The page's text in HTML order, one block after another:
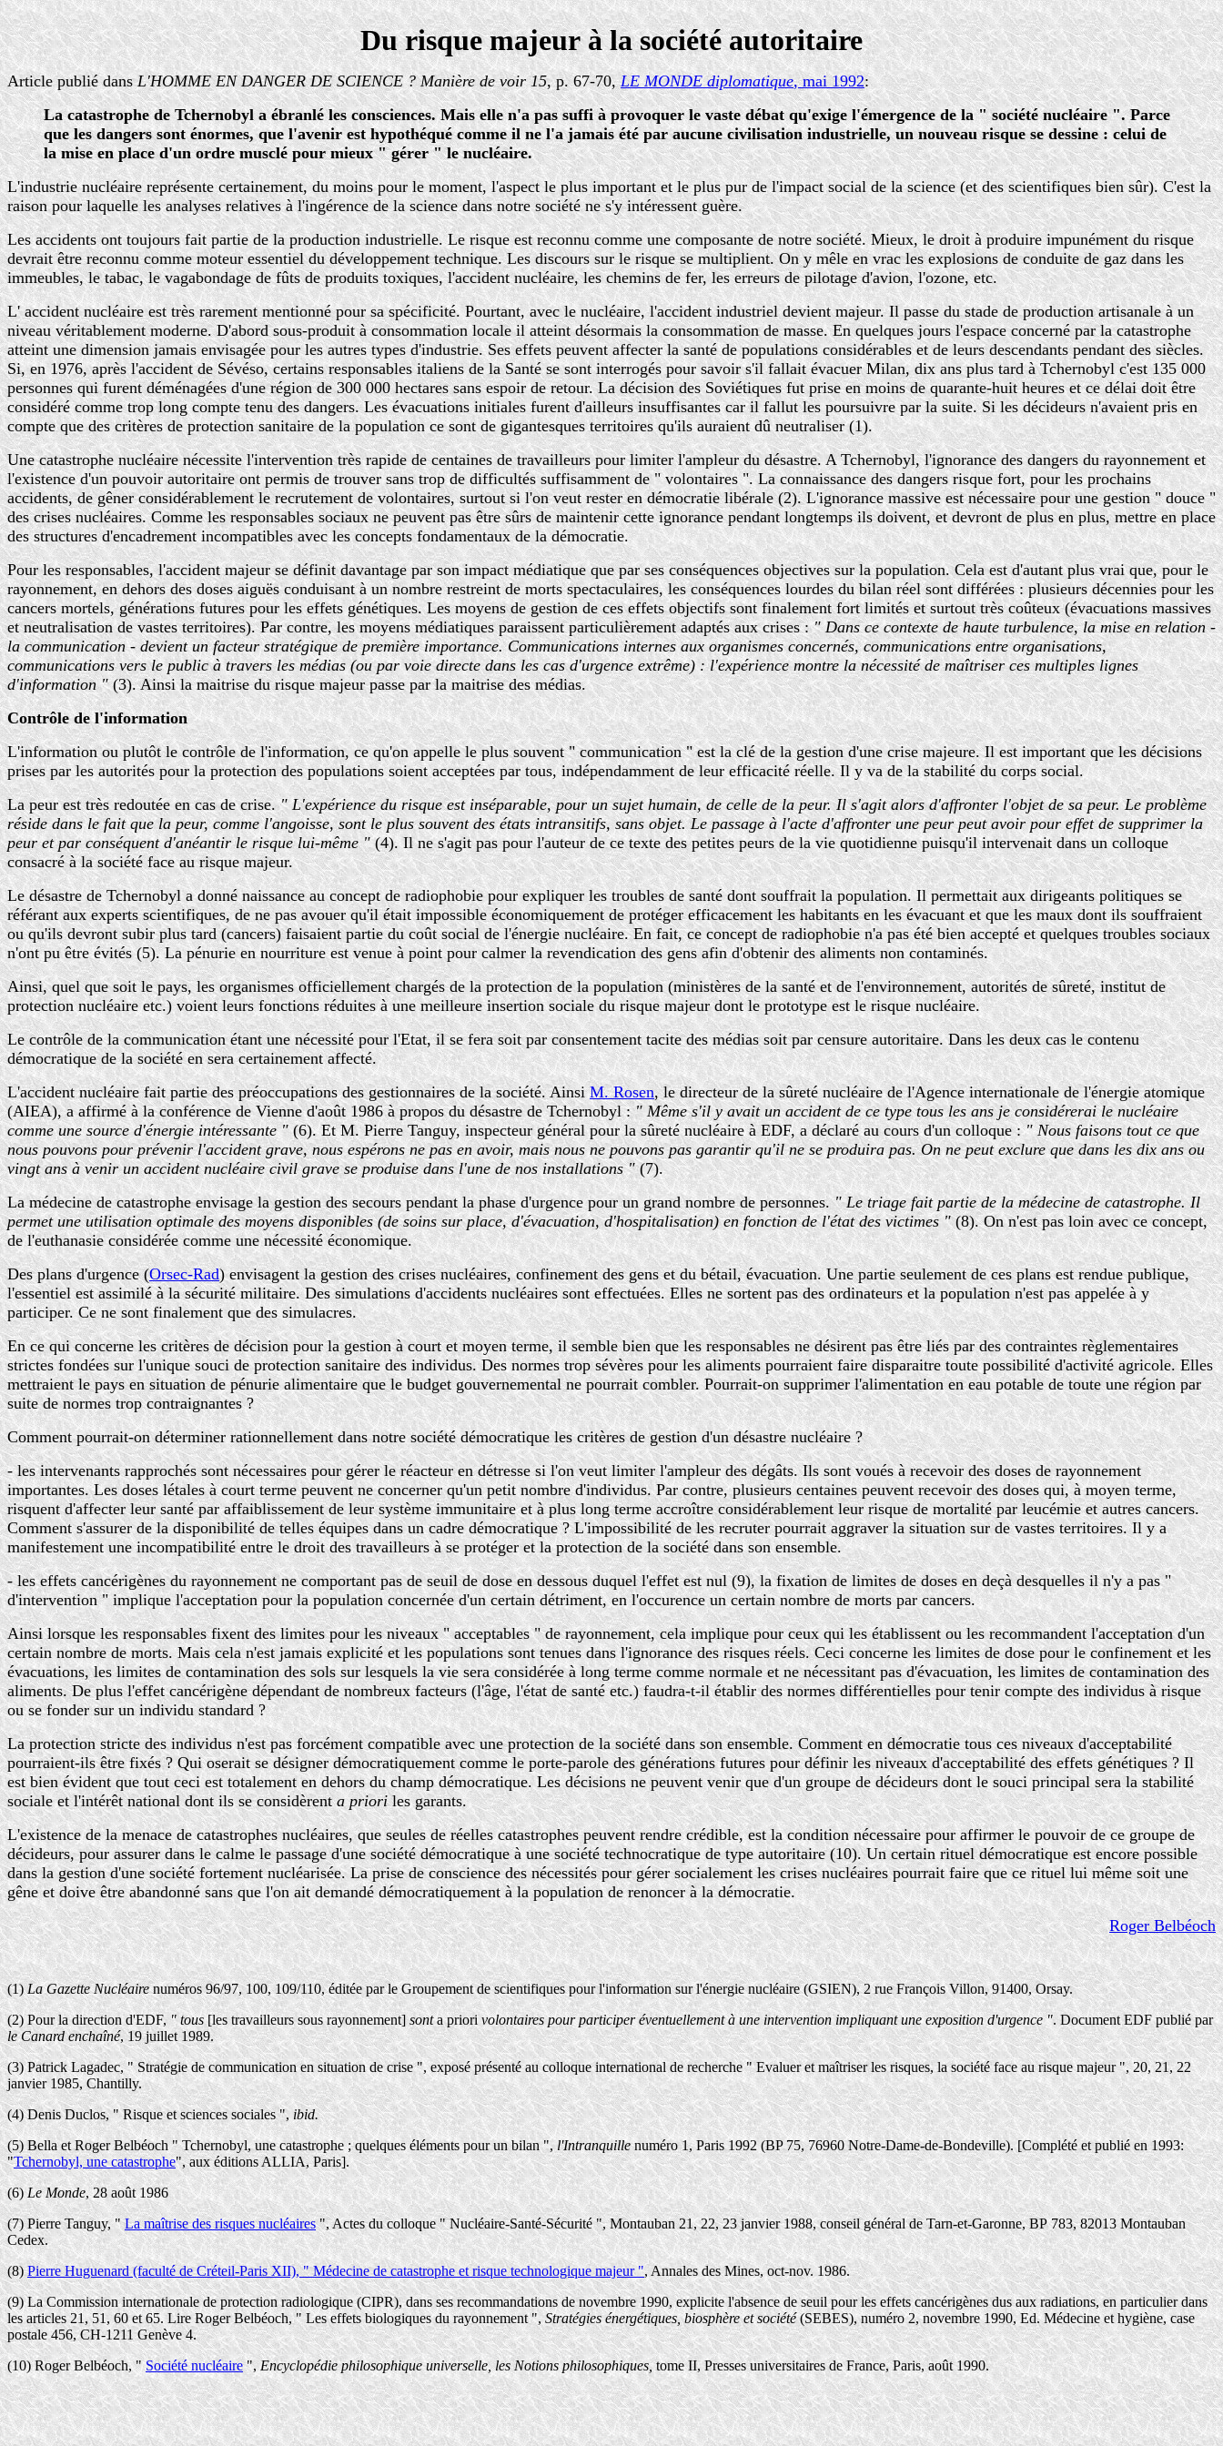
Du risque majeur à la société autoritaire
Article publié dans L'HOMME EN DANGER DE SCIENCE ? Manière de voir 15, p. 67-70,LE MONDE diplomatique, mai 1992:
La catastrophe de Tchernobyl a ébranlé les consciences. Mais elle n'a pas suffi à provoquer le vaste débat qu'exige l'émergence de la " société nucléaire ". Parce
que les dangers sont énormes, que l'avenir est hypothéqué comme il ne l'a jamais été par aucune civilisation industrielle, un nouveau risque se dessine : celui de
la mise en place d'un ordre musclé pour mieux " gérer " le nucléaire.
L'industrie nucléaire représente certainement, du moins pour le moment, l'aspect le plus important et le plus pur de l'impact social de la science (et des scientifiques bien sûr). C'est la
raison pour laquelle les analyses relatives à l'ingérence de la science dans notre société ne s'y intéressent guère.
Les accidents ont toujours fait partie de la production industrielle. Le risque est reconnu comme une composante de notre société. Mieux, le droit à produire impunément du risque
devrait être reconnu comme moteur essentiel du développement technique. Les discours sur le risque se multiplient. On y mêle en vrac les explosions de conduite de gaz dans les
immeubles, le tabac, le vagabondage de fûts de produits toxiques, l'accident nucléaire, les chemins de fer, les erreurs de pilotage d'avion, l'ozone, etc.
L' accident nucléaire est très rarement mentionné pour sa spécificité. Pourtant, avec le nucléaire, l'accident industriel devient majeur. Il passe du stade de production artisanale à un
niveau véritablement moderne. D'abord sous-produit à consommation locale il atteint désormais la consommation de masse. En quelques jours l'espace concerné par la catastrophe
atteint une dimension jamais envisagée pour les autres types d'industrie. Ses effets peuvent affecter la santé de populations considérables et de leurs descendants pendant des siècles.
Si, en 1976, après l'accident de Sévéso, certains responsables italiens de la Santé se sont interrogés pour savoir s'il fallait évacuer Milan, dix ans plus tard à Tchernobyl c'est 135 000
personnes qui furent déménagées d'une région de 300 000 hectares sans espoir de retour. La décision des Soviétiques fut prise en moins de quarante-huit heures et ce délai doit être
considéré comme trop long compte tenu des dangers. Les évacuations initiales furent d'ailleurs insuffisantes car il fallut les poursuivre par la suite. Si les décideurs n'avaient pris en
compte que des critères de protection sanitaire de la population ce sont de gigantesques territoires qu'ils auraient dû neutraliser (1).
Une catastrophe nucléaire nécessite l'intervention très rapide de centaines de travailleurs pour limiter l'ampleur du désastre. A Tchernobyl, l'ignorance des dangers du rayonnement et
l'existence d'un pouvoir autoritaire ont permis de trouver sans trop de difficultés suffisamment de " volontaires ". La connaissance des dangers risque fort, pour les prochains
accidents, de gêner considérablement le recrutement de volontaires, surtout si l'on veut rester en démocratie libérale (2). L'ignorance massive est nécessaire pour une gestion " douce "
des crises nucléaires. Comme les responsables sociaux ne peuvent pas être sûrs de maintenir cette ignorance pendant longtemps ils doivent, et devront de plus en plus, mettre en place
des structures d'encadrement incompatibles avec les concepts fondamentaux de la démocratie.
Pour les responsables, l'accident majeur se définit davantage par son impact médiatique que par ses conséquences objectives sur la population. Cela est d'autant plus vrai que, pour le
rayonnement, en dehors des doses aiguës conduisant à un nombre restreint de morts spectaculaires, les conséquences lourdes du bilan réel sont différées : plusieurs décennies pour les
cancers mortels, générations futures pour les effets génétiques. Les moyens de gestion de ces effets objectifs sont finalement fort limités et surtout très coûteux (évacuations massives
et neutralisation de vastes territoires). Par contre, les moyens médiatiques paraissent particulièrement adaptés aux crises :" Dans ce contexte de haute turbulence, la mise en relation -
la communication - devient un facteur stratégique de première importance. Communications internes aux organismes concernés, communications entre organisations,
communications vers le public à travers les médias (ou par voie directe dans les cas d'urgence extrême) : l'expérience montre la nécessité de maîtriser ces multiples lignes
d'information "(3). Ainsi la maitrise du risque majeur passe par la maitrise des médias.
Contrôle de l'information
L'information ou plutôt le contrôle de l'information, ce qu'on appelle le plus souvent " communication " est la clé de la gestion d'une crise majeure. Il est important que les décisions
prises par les autorités pour la protection des populations soient acceptées par tous, indépendamment de leur efficacité réelle. Il y va de la stabilité du corps social.
La peur est très redoutée en cas de crise." L'expérience du risque est inséparable, pour un sujet humain, de celle de la peur. Il s'agit alors d'affronter l'objet de sa peur. Le problème
réside dans le fait que la peur, comme l'angoisse, sont le plus souvent des états intransitifs, sans objet. Le passage à l'acte d'affronter une peur peut avoir pour effet de supprimer la
peur et par conséquent d'anéantir le risque lui-même "(4). Il ne s'agit pas pour l'auteur de ce texte des petites peurs de la vie quotidienne puisqu'il intervenait dans un colloque
consacré à la société face au risque majeur.
Le désastre de Tchernobyl a donné naissance au concept de radiophobie pour expliquer les troubles de santé dont souffrait la population. Il permettait aux dirigeants politiques se
référant aux experts scientifiques, de ne pas avouer qu'il était impossible économiquement de protéger efficacement les habitants en les évacuant et que les maux dont ils souffraient
ou qu'ils devront subir plus tard (cancers) faisaient partie du coût social de l'énergie nucléaire. En fait, ce concept de radiophobie n'a pas été bien accepté et quelques troubles sociaux
n'ont pu être évités (5). La pénurie en nourriture est venue à point pour calmer la revendication des gens afin d'obtenir des aliments non contaminés.
Ainsi, quel que soit le pays, les organismes officiellement chargés de la protection de la population (ministères de la santé et de l'environnement, autorités de sûreté, institut de
protection nucléaire etc.) voient leurs fonctions réduites à une meilleure insertion sociale du risque majeur dont le prototype est le risque nucléaire.
Le contrôle de la communication étant une nécessité pour l'Etat, il se fera soit par consentement tacite des médias soit par censure autoritaire. Dans les deux cas le contenu
démocratique de la société en sera certainement affecté.
L'accident nucléaire fait partie des préoccupations des gestionnaires de la société. AinsiM. Rosen, le directeur de la sûreté nucléaire de l'Agence internationale de l'énergie atomique
(AIEA), a affirmé à la conférence de Vienne d'août 1986 à propos du désastre de Tchernobyl :" Même s'il y avait un accident de ce type tous les ans je considérerai le nucléaire
comme une source d'énergie intéressante "(6). Et M. Pierre Tanguy, inspecteur général pour la sûreté nucléaire à EDF, a déclaré au cours d'un colloque :" Nous faisons tout ce que
nous pouvons pour prévenir l'accident grave, nous espérons ne pas en avoir, mais nous ne pouvons pas garantir qu'il ne se produira pas. On ne peut exclure que dans les dix ans ou
vingt ans à venir un accident nucléaire civil grave se produise dans l'une de nos installations "(7).
La médecine de catastrophe envisage la gestion des secours pendant la phase d'urgence pour un grand nombre de personnes." Le triage fait partie de la médecine de catastrophe. Il
permet une utilisation optimale des moyens disponibles (de soins sur place, d'évacuation, d'hospitalisation) en fonction de l'état des victimes "(8). On n'est pas loin avec ce concept,
de l'euthanasie considérée comme une nécessité économique.
Des plans d'urgence (Orsec-Rad) envisagent la gestion des crises nucléaires, confinement des gens et du bétail, évacuation. Une partie seulement de ces plans est rendue publique,
l'essentiel est assimilé à la sécurité militaire. Des simulations d'accidents nucléaires sont effectuées. Elles ne sortent pas des ordinateurs et la population n'est pas appelée à y
participer. Ce ne sont finalement que des simulacres.
En ce qui concerne les critères de décision pour la gestion à court et moyen terme, il semble bien que les responsables ne désirent pas être liés par des contraintes règlementaires
strictes fondées sur l'unique souci de protection sanitaire des individus. Des normes trop sévères pour les aliments pourraient faire disparaitre toute possibilité d'activité agricole. Elles
mettraient le pays en situation de pénurie alimentaire que le budget gouvernemental ne pourrait combler. Pourrait-on supprimer l'alimentation en eau potable de toute une région par
suite de normes trop contraignantes ?
Comment pourrait-on déterminer rationnellement dans notre société démocratique les critères de gestion d'un désastre nucléaire ?
- les intervenants rapprochés sont nécessaires pour gérer le réacteur en détresse si l'on veut limiter l'ampleur des dégâts. Ils sont voués à recevoir des doses de rayonnement
importantes. Les doses létales à court terme peuvent ne concerner qu'un petit nombre d'individus. Par contre, plusieurs centaines peuvent recevoir des doses qui, à moyen terme,
risquent d'affecter leur santé par affaiblissement de leur système immunitaire et à plus long terme accroître considérablement leur risque de mortalité par leucémie et autres cancers.
Comment s'assurer de la disponibilité de telles équipes dans un cadre démocratique ? L'impossibilité de les recruter pourrait aggraver la situation sur de vastes territoires. Il y a
manifestement une incompatibilité entre le droit des travailleurs à se protéger et la protection de la société dans son ensemble.
- les effets cancérigènes du rayonnement ne comportant pas de seuil de dose en dessous duquel l'effet est nul (9), la fixation de limites de doses en deçà desquelles il n'y a pas "
d'intervention " implique l'acceptation pour la population concernée d'un certain détriment, en l'occurence un certain nombre de morts par cancers.
Ainsi lorsque les responsables fixent des limites pour les niveaux " acceptables " de rayonnement, cela implique pour ceux qui les établissent ou les recommandent l'acceptation d'un
certain nombre de morts. Mais cela n'est jamais explicité et les populations sont tenues dans l'ignorance des risques réels. Ceci concerne les limites de dose pour le confinement et les
évacuations, les limites de contamination des sols sur lesquels la vie sera considérée à long terme comme normale et ne nécessitant pas d'évacuation, les limites de contamination des
aliments. De plus l'effet cancérigène dépendant de nombreux facteurs (l'âge, l'état de santé etc.) faudra-t-il établir des normes différentielles pour tenir compte des individus à risque
ou se fonder sur un individu standard ?
La protection stricte des individus n'est pas forcément compatible avec une protection de la société dans son ensemble. Comment en démocratie tous ces niveaux d'acceptabilité
pourraient-ils être fixés ? Qui oserait se désigner démocratiquement comme le porte-parole des générations futures pour définir les niveaux d'acceptabilité des effets génétiques ? Il
est bien évident que tout ceci est totalement en dehors du champ démocratique. Les décisions ne peuvent venir que d'un groupe de décideurs dont le souci principal sera la stabilité
sociale et l'intérêt national dont ils se considèrenta prioriles garants.
L'existence de la menace de catastrophes nucléaires, que seules de réelles catastrophes peuvent rendre crédible, est la condition nécessaire pour affirmer le pouvoir de ce groupe de
décideurs, pour assurer dans le calme le passage d'une société démocratique à une société technocratique de type autoritaire (10). Un certain rituel démocratique est encore possible
dans la gestion d'une société fortement nucléarisée. La prise de conscience des nécessités pour gérer socialement les crises nucléaires pourrait faire que ce rituel lui même soit une
gêne et doive être abandonné sans que l'on ait demandé démocratiquement à la population de renoncer à la démocratie.
Roger Belbéoch
(1)La Gazette Nucléairenuméros 96/97, 100, 109/110, éditée par le Groupement de scientifiques pour l'information sur l'énergie nucléaire (GSIEN), 2 rue François Villon, 91400, Orsay.
(2) Pour la direction d'EDF, " tous [les travailleurs sous rayonnement] sonta priori volontaires pour participer éventuellement à une intervention impliquant une exposition d'urgence ". Document EDF publié par
le Canard enchaîné, 19 juillet 1989.
(3) Patrick Lagadec, " Stratégie de communication en situation de crise ", exposé présenté au colloque international de recherche " Evaluer et maîtriser les risques, la société face au risque majeur ", 20, 21, 22
janvier 1985, Chantilly.
(4) Denis Duclos, " Risque et sciences sociales ", ibid.
(5) Bella et Roger Belbéoch " Tchernobyl, une catastrophe ; quelques éléments pour un bilan ", l'Intranquillenuméro 1, Paris 1992 (BP 75, 76960 Notre-Dame-de-Bondeville). [Complété et publié en 1993:
"Tchernobyl, une catastrophe", aux éditions ALLIA, Paris].
(6) Le Monde, 28 août 1986
(7) Pierre Tanguy, "La maîtrise des risques nucléaires", Actes du colloque " Nucléaire-Santé-Sécurité ", Montauban 21, 22, 23 janvier 1988, conseil général de Tarn-et-Garonne, BP 783, 82013 Montauban
Cedex.
(8)Pierre Huguenard (faculté de Créteil-Paris XII), " Médecine de catastrophe et risque technologique majeur ", Annales des Mines, oct-nov. 1986.
(9) La Commission internationale de protection radiologique (CIPR), dans ses recommandations de novembre 1990, explicite l'absence de seuil pour les effets cancérigènes dus aux radiations, en particulier dans
les articles 21, 51, 60 et 65. Lire Roger Belbéoch, " Les effets biologiques du rayonnement ",Stratégies énergétiques, biosphère et société(SEBES), numéro 2, novembre 1990, Ed. Médecine et hygiène, case
postale 456, CH-1211 Genève 4.
(10) Roger Belbéoch, "Société nucléaire",Encyclopédie philosophique universelle, les Notions philosophiques,tome II, Presses universitaires de France, Paris, août 1990.